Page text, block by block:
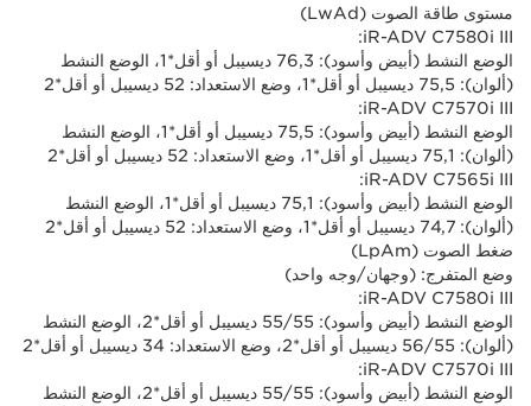
مستوى طاقة الصوت (LwAd)
iR-ADV C7580i III:
الوضع النشط (أبيض وأسود): 76,3 ديسيبل أو أقل*1، الوضع النشط
(ألوان): 75,5 ديسيبل أو أقل*1، وضع الاستعداد: 52 ديسيبل أو أقل*2
iR-ADV C7570i III:
الوضع النشط (أبيض وأسود): 75,5 ديسيبل أو أقل*1، الوضع النشط
(ألوان): 75,1 ديسيبل أو أقل*1، وضع الاستعداد: 52 ديسيبل أو أقل*2
iR-ADV C7565i III:
الوضع النشط (أبيض وأسود): 75,1 ديسيبل أو أقل*1، الوضع النشط
(ألوان): 74,7 ديسيبل أو أقل*1، وضع الاستعداد: 52 ديسيبل أو أقل*2
ضغط الصوت (LpAm)
وضع المتفرج: (وجهان/وجه واحد)
iR-ADV C7580i III:
الوضع النشط (أبيض وأسود): 55/‏55 ديسيبل أو أقل*2، الوضع النشط
(ألوان): 55/‏56 ديسيبل أو أقل*2، وضع الاستعداد: 34 ديسيبل أو أقل*2
iR-ADV C7570i III:
الوضع النشط (أبيض وأسود): 55/‏55 ديسيبل أو أقل*2، الوضع النشط